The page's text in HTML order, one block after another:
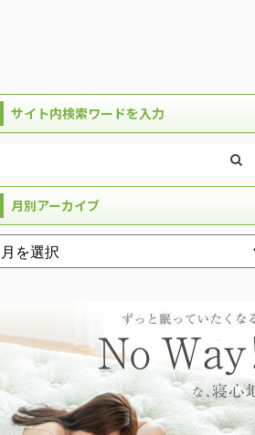
サイト内検索ワードを入力
月別アーカイブ